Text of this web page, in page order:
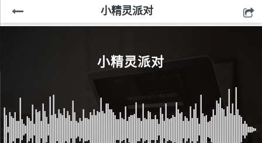
小精灵派对
小精灵派对